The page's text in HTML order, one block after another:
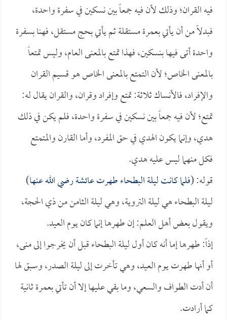
فيه القران؛ وذلك لأن فيه جمعاً بين نسكين في سفرة واحدة،
فبدلاً من أن يأتي بعمرة مستقلة ثم يأتي بحج مستقل، فهنا بسفرة
واحدة أتى فيها بنسكين، فهذا تمتع بالمعنى العام، وليس تمتعاً
بالمعنى الخاص؛ لأن التمتع بالمعنى الخاص هو قسيم القران
والإفراد، فالأنساك ثلاثة: تمتع وإفراد وقران، والقران يقال له:
تمتع؛ لأن فيه جمعاً بين نسكين في سفرة واحدة، فلم يكن في ذلك
هدي، وإنما يكون الهدي في حق المفرد، وأما القارن والمتمتع
فكل منهما ليس عليه هدي.
قوله: (فلما كانت ليلة البطحاء طهرتعائشةرضي الله عنها)
ليلة البطحاء هي ليلة التروية، وهي ليلة الثامن من ذي الحجة،
ويقول بعض أهل العلم: إن طهرها إنما كان يوم العيد.
إذاً: طهرها إما أنه كان أول ليلة البطحاء قبل أن يخرجوا إلى منى،
أو أنها طهرت يوم العيد، وهي تأخرت إلى ليلة الصدر، وسبق لها
أن أدت الطواف والسعي، وما بقي عليها إلا أن تأتي بعمرة ثانية
كما أرادت.